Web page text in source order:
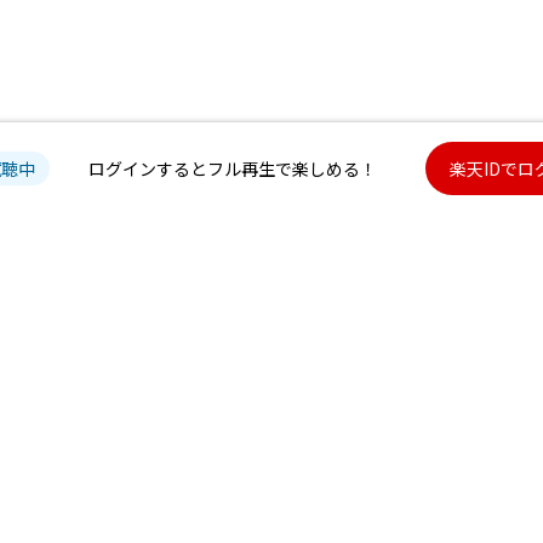
中 ログインするとフル再生で楽しめる！ 楽天IDでロ